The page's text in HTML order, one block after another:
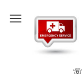
содержанию
☏